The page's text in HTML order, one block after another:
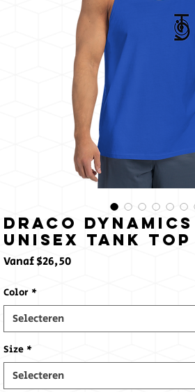
Draco Dynamics
Unisex Tank Top
Vanaf$26,50Verkoopprijs
Color *
Size *